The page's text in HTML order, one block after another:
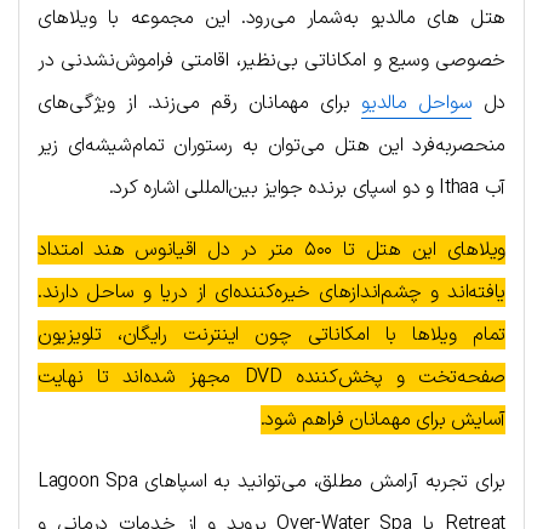
هتل‌ های مالدیو به‌شمار می‌رود. این مجموعه با ویلاهای
خصوصی وسیع و امکاناتی بی‌نظیر، اقامتی فراموش‌نشدنی در
دل سواحل مالدیو برای مهمانان رقم می‌زند. از ویژگی‌های
منحصربه‌فرد این هتل می‌توان به رستوران تمام‌شیشه‌ای زیر
آب Ithaa و دو اسپای برنده جوایز بین‌المللی اشاره کرد.
ویلاهای این هتل تا ۵۰۰ متر در دل اقیانوس هند امتداد
یافته‌اند و چشم‌اندازهای خیره‌کننده‌ای از دریا و ساحل دارند.
تمام ویلاها با امکاناتی چون اینترنت رایگان، تلویزیون
صفحه‌تخت و پخش‌کننده DVD مجهز شده‌اند تا نهایت
آسایش برای مهمانان فراهم شود.
برای تجربه آرامش مطلق، می‌توانید به اسپاهای Lagoon Spa